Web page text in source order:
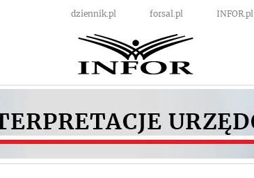
dziennik.pl forsal.pl INFOR.pl